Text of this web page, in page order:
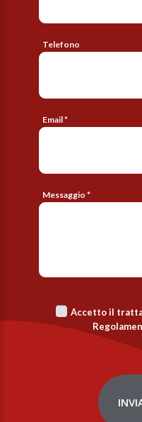
Telefono
Email *
Messaggio *
Accetto il